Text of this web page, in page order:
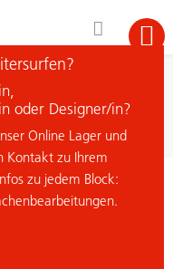
oder Designer/in?
Online Lager und
Kontakt zu Ihrem
zu jedem Block: